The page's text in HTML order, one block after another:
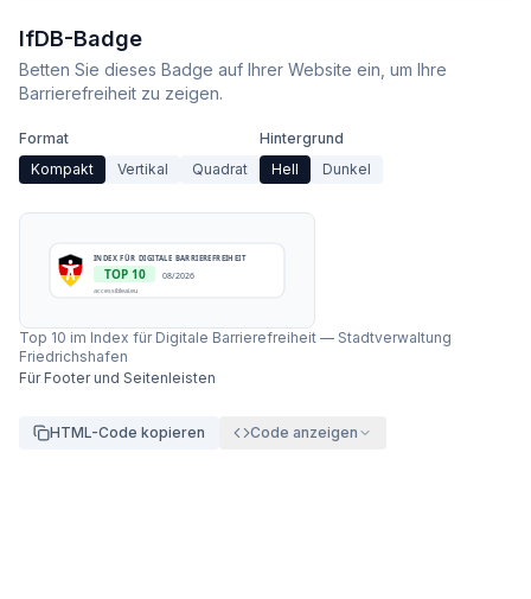
IfDB-Badge
Betten Sie dieses Badge auf Ihrer Website ein, um Ihre
Barrierefreiheit zu zeigen.
Format
Kompakt
Vertikal Quadrat
Hintergrund
Hell
Dunkel
INDEX FÜR DIGITALE BARRIEREFREIHEIT
TOP 10 08/2026
accessibleai.eu
Top 10 im Index für Digitale Barrierefreiheit — Stadtverwaltung
Friedrichshafen
Für Footer und Seitenleisten
HTML-Code kopieren Code anzeigen